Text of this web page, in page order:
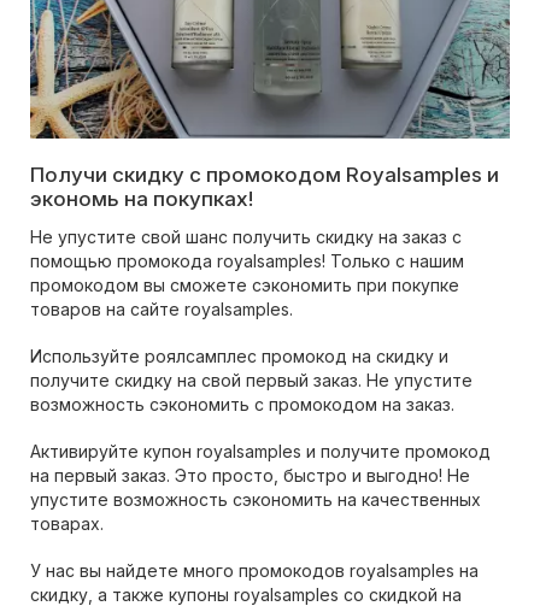
Получи скидку с промокодом Royalsamples и
экономь на покупках!
Не упустите свой шанс получить скидку на заказ с
помощью промокода royalsamples! Только с нашим
промокодом вы сможете сэкономить при покупке
товаров на сайте royalsamples.
Используйте роялсамплес промокод на скидку и
получите скидку на свой первый заказ. Не упустите
возможность сэкономить с промокодом на заказ.
Активируйте купон royalsamples и получите промокод
на первый заказ. Это просто, быстро и выгодно! Не
упустите возможность сэкономить на качественных
товарах.
У нас вы найдете много промокодов royalsamples на
скидку, а также купоны royalsamples со скидкой на